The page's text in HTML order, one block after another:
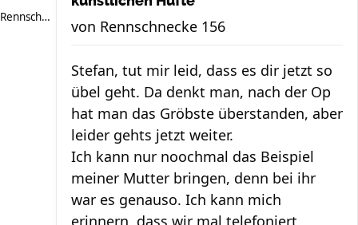
Rennschnecke 156 von Rennschnecke 156
Stefan, tut mir leid, dass es dir jetzt so
übel geht. Da denkt man, nach der Op
hat man das Gröbste überstanden, aber
leider gehts jetzt weiter.
Ich kann nur noochmal das Beispiel
meiner Mutter bringen, denn bei ihr
war es genauso. Ich kann mich
erinnern, dass wir mal telefoniert